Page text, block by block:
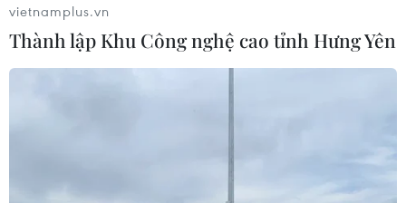
vietnamplus.vn
Thành lập Khu Công nghệ cao tỉnh Hưng Yên